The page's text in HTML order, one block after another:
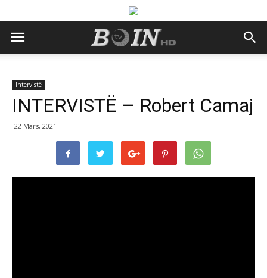
Intervistë
INTERVISTË – Robert Camaj
22 Mars, 2021